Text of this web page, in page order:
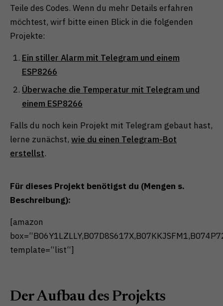
Teile des Codes. Wenn du mehr Details erfahren
möchtest, wirf bitte einen Blick in die folgenden
Projekte:
Ein stiller Alarm mit Telegram und einem
ESP8266
Überwache die Temperatur mit Telegram und
einem ESP8266
Falls du noch kein Projekt mit Telegram gebaut hast,
lerne zunächst, wie du einen Telegram-Bot
erstellst.
Für dieses Projekt benötigst du (Mengen s.
Beschreibung):
[amazon
template=“list“]
Der Aufbau des Projekts